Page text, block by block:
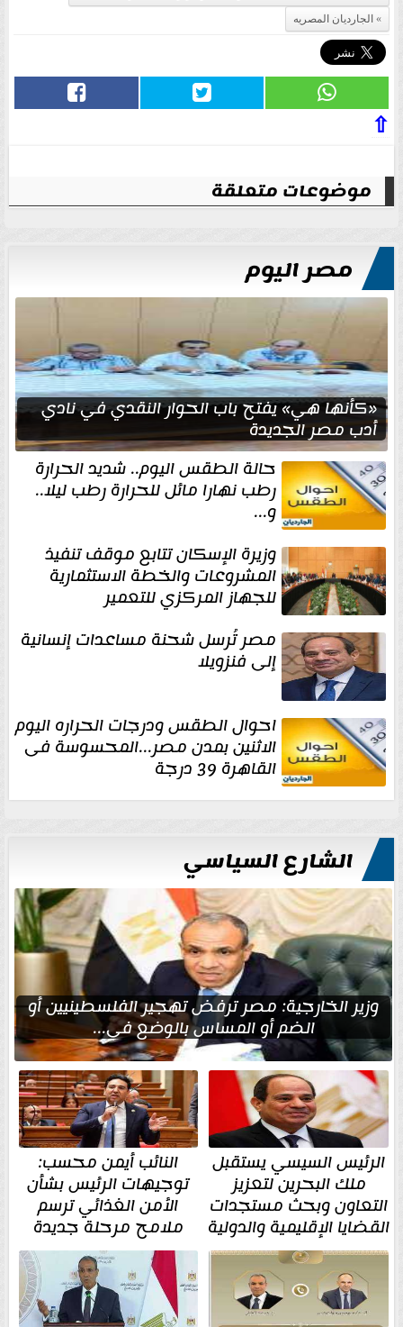
الجارديان المصريه
⇧
موضوعات متعلقة
مصر اليوم
«كأنها هي» يفتح باب الحوار النقدي في نادي
أدب مصر الجديدة
حالة الطقس اليوم.. شديد الحرارة
رطب نهارا مائل للحرارة رطب ليلا..
و...
وزيرة الإسكان تتابع موقف تنفيذ
المشروعات والخطة الاستثمارية
للجهاز المركزي للتعمير
مصر تُرسل شحنة مساعدات إنسانية
إلى فنزويلا
احوال الطقس ودرجات الحراره اليوم
الاثنين بمدن مصر...المحسوسة فى
القاهرة 39 درجة
الشارع السياسي
وزير الخارجية: مصر ترفض تهجير الفلسطينيين أو
الضم أو المساس بالوضع في...
الرئيس السيسي يستقبل
ملك البحرين لتعزيز
التعاون وبحث مستجدات
القضايا الإقليمية والدولية
النائب أيمن محسب:
توجيهات الرئيس بشأن
الأمن الغذائي ترسم
ملامح مرحلة جديدة